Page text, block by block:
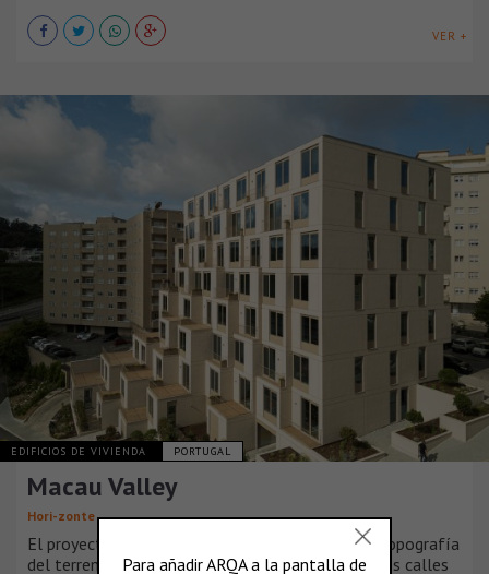
VER +
EDIFICIOS DE VIVIENDA PORTUGAL
Macau Valley
Hori-zonte
El proyecto surge de un análisis detallado de la topografía
del terreno y del tejido urbano circundante. Las dos calles